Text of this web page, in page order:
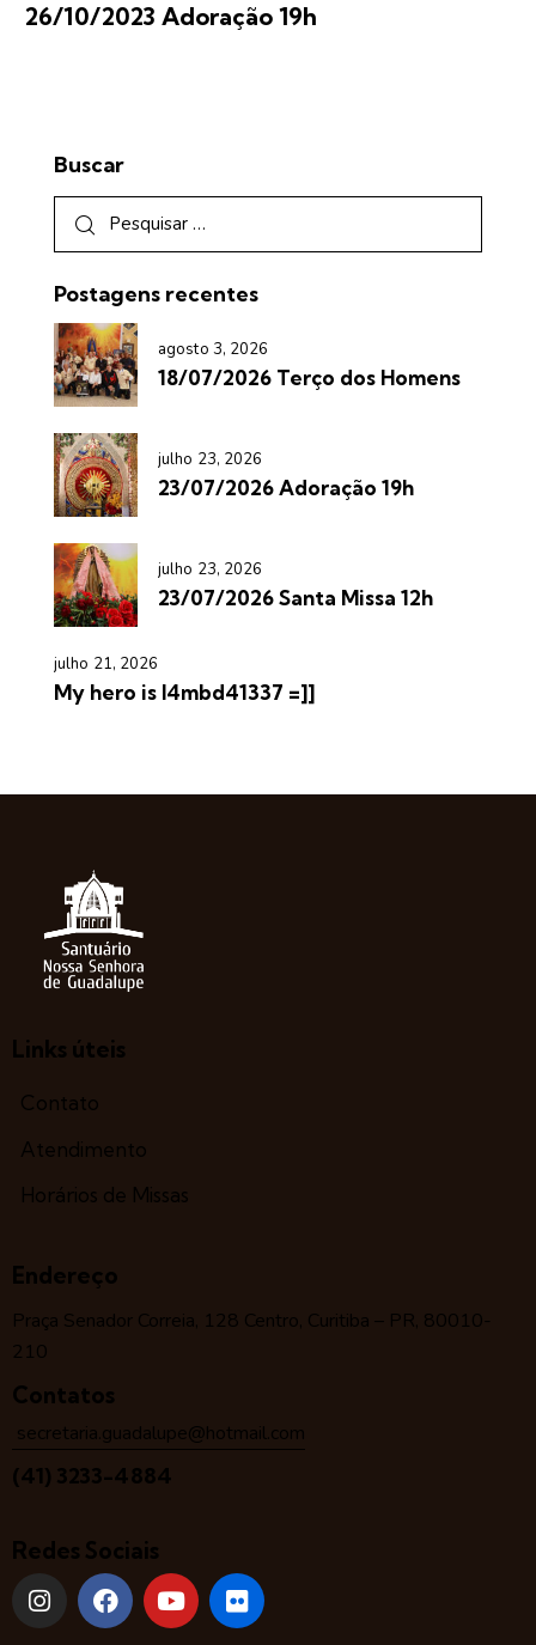
26/10/2023 Adoração 19h
Buscar
Postagens recentes
agosto 3, 2026
18/07/2026 Terço dos Homens
julho 23, 2026
23/07/2026 Adoração 19h
julho 23, 2026
23/07/2026 Santa Missa 12h
julho 21, 2026
My hero is l4mbd41337 =]]
Links úteis
Contato
Atendimento
Horários de Missas
Endereço
Praça Senador Correia, 128 Centro, Curitiba – PR, 80010-
210
Contatos
secretaria.guadalupe@hotmail.com
(41) 3233-4884
Redes Sociais